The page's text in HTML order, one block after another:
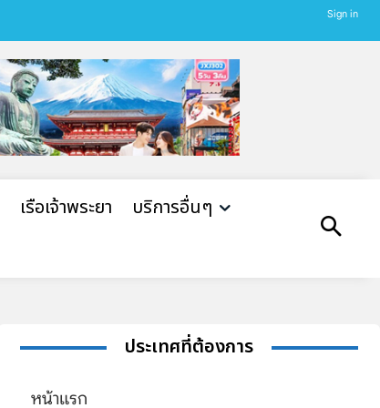
Sign in
เรือเจ้าพระยา
บริการอื่นๆ
ประเทศที่ต้องการ
หน้าแรก